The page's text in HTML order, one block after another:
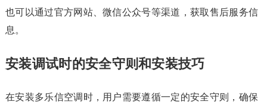
也可以通过官方网站、微信公众号等渠道，获取售后服务信
息。
安装调试时的安全守则和安装技巧
在安装多乐信空调时，用户需要遵循一定的安全守则，确保